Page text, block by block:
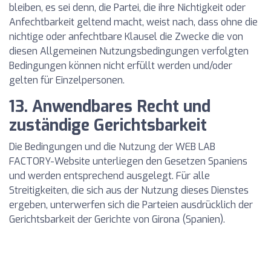
bleiben, es sei denn, die Partei, die ihre Nichtigkeit oder
Anfechtbarkeit geltend macht, weist nach, dass ohne die
nichtige oder anfechtbare Klausel die Zwecke die von
diesen Allgemeinen Nutzungsbedingungen verfolgten
Bedingungen können nicht erfüllt werden und/oder
gelten für Einzelpersonen.
13. Anwendbares Recht und
zuständige Gerichtsbarkeit
Die Bedingungen und die Nutzung der WEB LAB
FACTORY-Website unterliegen den Gesetzen Spaniens
und werden entsprechend ausgelegt. Für alle
Streitigkeiten, die sich aus der Nutzung dieses Dienstes
ergeben, unterwerfen sich die Parteien ausdrücklich der
Gerichtsbarkeit der Gerichte von Girona (Spanien).